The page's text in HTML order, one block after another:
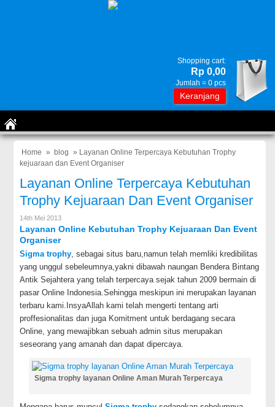
Shopping cart:
Rp 0,00
Jumlah = 0 pcs
Keranjang
Home » blog » Layanan Online Terpercaya Kebutuhan Trophy
kejuaraan dan Event Organiser
Layanan Online Terpercaya Kebutuhan
Trophy Kejuaraan Dan Event Organiser
14th Mei 2013
Layanan Online Kebutuhan Trophy Kejuaraan Dan Event
Organiser
Sigma trophy, sebagai situs baru,namun telah memliki kredibilitas
yang unggul sebeleumnya,yakni dibawah naungan Bendera Bintang
Antik Sejahtera yang telah terpercaya sejak tahun 2009 bermain di
pasar Online Indonesia.Sehingga meskipun ini merupakan layanan
terbaru kami.InsyaAllah kami telah mengerti tentang arti
proffesionalitas dan juga Komitment untuk berdagang secara
Online, yang mewajibkan sebuah admin situs merupakan
seseorang yang amanah dan dapat dipercaya.
Sigma trophy layanan Online Aman Murah Terpercaya